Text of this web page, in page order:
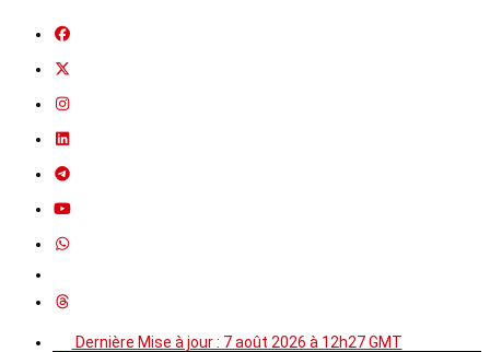
Dernière Mise à jour : 7 août 2026 à 12h27 GMT